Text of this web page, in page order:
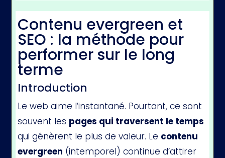
Contenu evergreen et
SEO : la méthode pour
performer sur le long
terme
Introduction
Le web aime l’instantané. Pourtant, ce sont
souvent les pages qui traversent le temps
qui génèrent le plus de valeur. Le contenu
evergreen (intemporel) continue d’attirer